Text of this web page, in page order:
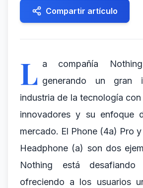
Compartir artículo
L a compañía
generando un gran
industria de la tecnología
innovadores y su enfoque
mercado. El Phone (4a) Pro
Headphone (a) son dos
Nothing está
ofreciendo a los usuarios